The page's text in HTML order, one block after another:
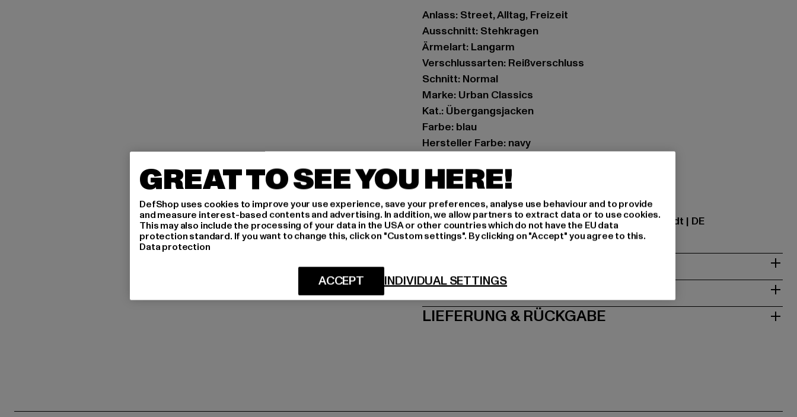
Anlass: Street, Alltag, Freizeit
Ausschnitt: Stehkragen
Ärmelart: Langarm
Verschlussarten: Reißverschluss
Schnitt: Normal
Marke: Urban Classics
Kat.: Übergangsjacken
Farbe: blau
Hersteller Farbe: navy
Art.Nr: TB862-00155
Hersteller: TB International GmbH |info@tbint.de
Dr.-Robert-Murjahn-Straße 7 | 64372 Ober-Ramstadt | DE
PFLEGEHINWEISE
LIEFERUNG & RÜCKGABE
GREAT TO SEE YOU HERE!
DefShop uses cookies to improve your use experience, save your preferences, analyse use behaviour and to provide
and measure interest-based contents and advertising. In addition, we allow partners to extract data or to use cookies.
This may also include the processing of your data in the USA or other countries which do not have the EU data
protection standard. If you want to change this, click on "Custom settings". By clicking on "Accept" you agree to this.
Data protection
INDIVIDUAL SETTINGS
ACCEPT